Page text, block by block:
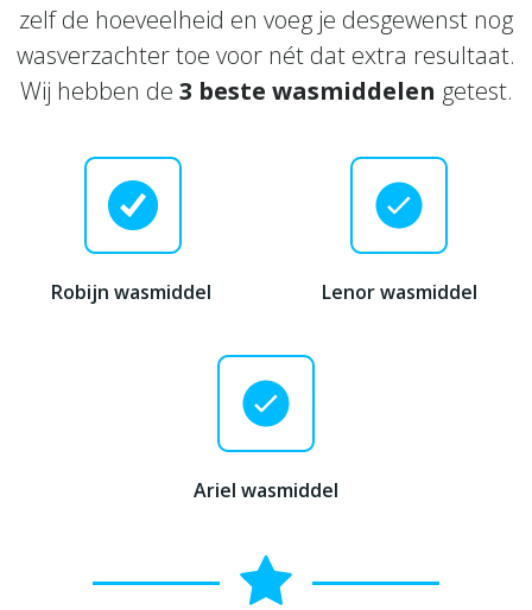
zelf de hoeveelheid en voeg je desgewenst nog
wasverzachter toe voor nét dat extra resultaat.
Wij hebben de 3 beste wasmiddelen getest.
Robijn wasmiddel Lenor wasmiddel
Ariel wasmiddel